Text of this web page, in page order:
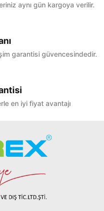
aynı gün kargoya verilir.
garantisi güvencesindedir.
en iyi fiyat avantajı